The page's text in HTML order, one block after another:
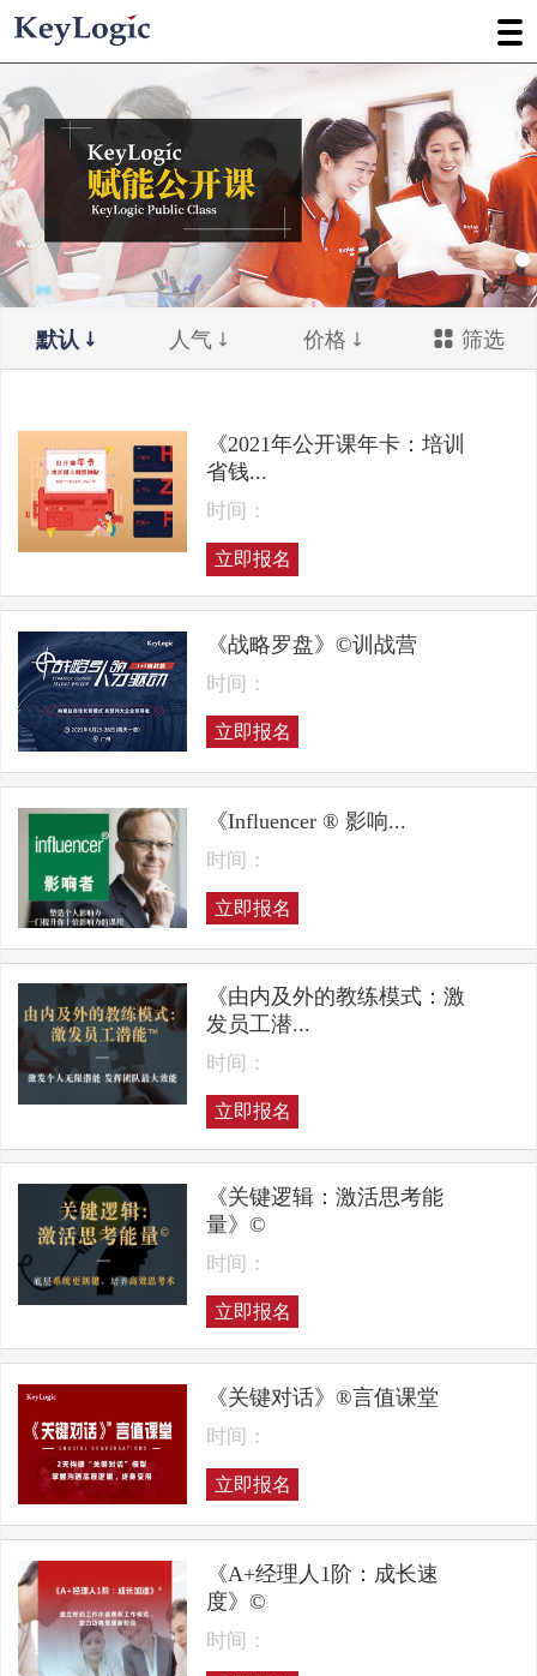
默认 人气 价格 筛选
《2021年公开课年卡：培训
省钱...
时间：
立即报名
《战略罗盘》©训战营
时间：
立即报名
《Influencer ® 影响...
时间：
立即报名
《由内及外的教练模式：激
发员工潜...
时间：
立即报名
《关键逻辑：激活思考能
量》©
时间：
立即报名
《关键对话》®言值课堂
时间：
立即报名
《A+经理人1阶：成长速
度》©
时间：